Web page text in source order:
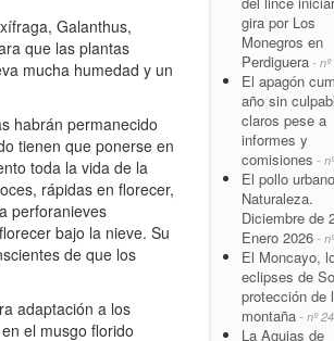
Galanthus,
que las plantas
mucha humedad y un
habrán permanecido
tienen que ponerse en
toda la vida de la
rápidas en florecer,
perforanieves
bajo la nieve. Su
de que los
adaptación a los
el musgo florido
gira por Los
Monegros en
Perdiguera -
El apagón
año sin
claros pese a
informes y
comisiones -
El pollo
Naturaleza.
Diciembre de
Enero 2026 -
El Moncayo,
eclipses de
protección de
montaña - nº
La Agujas de